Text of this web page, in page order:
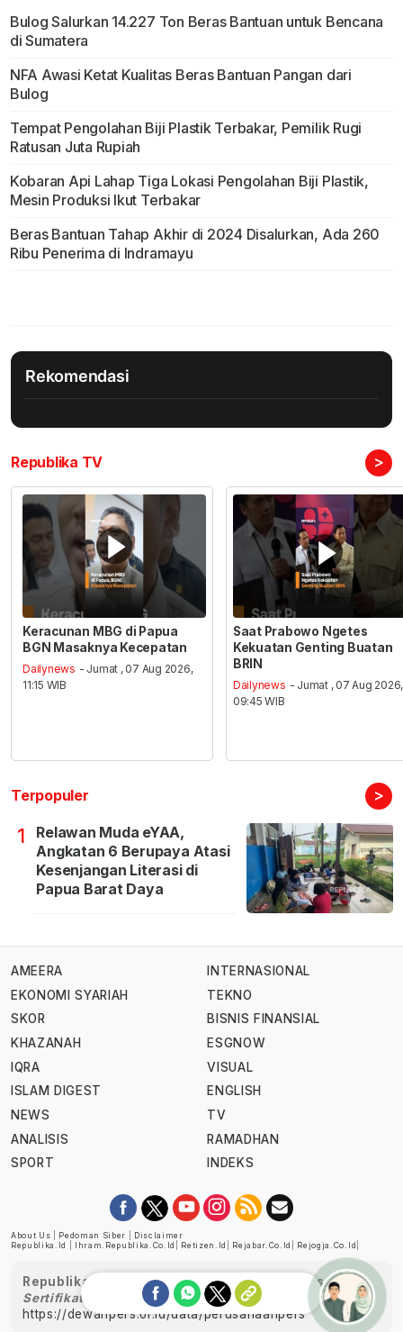
Bulog Salurkan 14.227 Ton Beras Bantuan untuk Bencana
di Sumatera
NFA Awasi Ketat Kualitas Beras Bantuan Pangan dari
Bulog
Tempat Pengolahan Biji Plastik Terbakar, Pemilik Rugi
Ratusan Juta Rupiah
Kobaran Api Lahap Tiga Lokasi Pengolahan Biji Plastik,
Mesin Produksi Ikut Terbakar
Beras Bantuan Tahap Akhir di 2024 Disalurkan, Ada 260
Ribu Penerima di Indramayu
Rekomendasi
Republika TV >
Keracunan MBG di Papua
BGN Masaknya Kecepatan
Dailynews - Jumat , 07 Aug 2026,
11:15 WIB
Saat Prabowo Ngetes
Kekuatan Genting Buatan
BRIN
Dailynews - Jumat , 07 Aug 2026,
09:45 WIB
Terpopuler >
1
Relawan Muda eYAA,
Angkatan 6 Berupaya Atasi
Kesenjangan Literasi di
Papua Barat Daya
AMEERA
EKONOMI SYARIAH
SKOR
KHAZANAH
IQRA
ISLAM DIGEST
NEWS
ANALISIS
SPORT
INTERNASIONAL
TEKNO
BISNIS FINANSIAL
ESGNOW
VISUAL
ENGLISH
TV
RAMADHAN
INDEKS
About Us Pedoman Siber
Disclaimer
Republika.id
Ihram.republika.co.id Retizen.id Rejabar.co.id Rejogja.co.id
Republika telah diverifikasi oleh Dewan Pers
Sertifikat Nomor 1058/DP-Verifikasi/K/XII/2022
https://dewanpers.or.id/data/perusahaanpers